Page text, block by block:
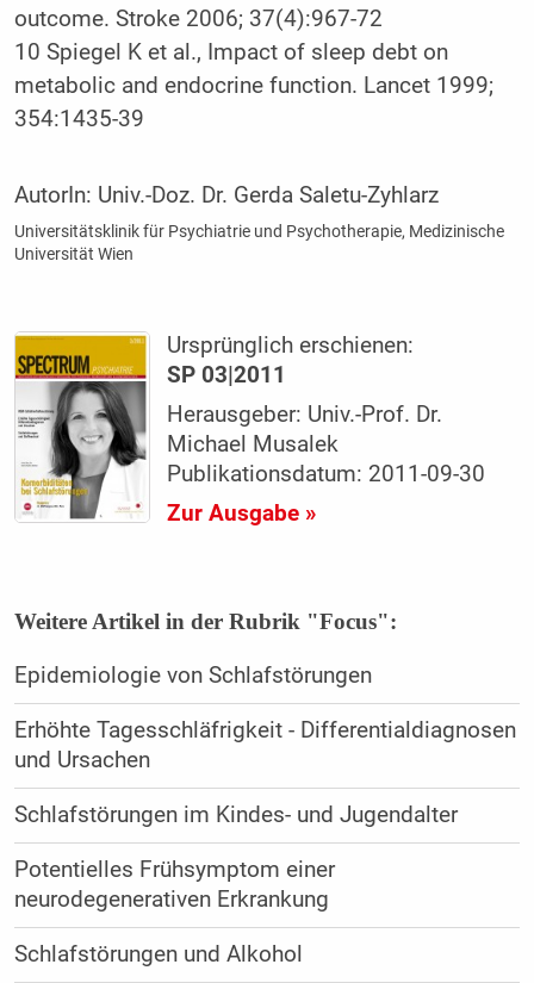
outcome. Stroke 2006; 37(4):967-72
10 Spiegel K et al., Impact of sleep debt on
metabolic and endocrine function. Lancet 1999;
354:1435-39
AutorIn: Univ.-Doz. Dr. Gerda Saletu-Zyhlarz
Universitätsklinik für Psychiatrie und Psychotherapie, Medizinische
Universität Wien
Ursprünglich erschienen:
SP 03|2011
Herausgeber: Univ.-Prof. Dr.
Michael Musalek
Publikationsdatum: 2011-09-30
Zur Ausgabe »
Weitere Artikel in der Rubrik "Focus":
Epidemiologie von Schlafstörungen
Erhöhte Tagesschläfrigkeit - Differentialdiagnosen
und Ursachen
Schlafstörungen im Kindes- und Jugendalter
Potentielles Frühsymptom einer
neurodegenerativen Erkrankung
Schlafstörungen und Alkohol